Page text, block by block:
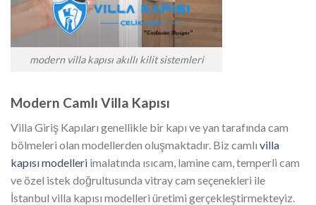
modern villa kapısı akıllı kilit sistemleri
Modern Camlı Villa Kapısı
Villa Giriş Kapıları genellikle bir kapı ve yan tarafında cam
bölmeleri olan modellerden oluşmaktadır. Biz camlı villa
kapısı modelleri imalatında ısıcam, lamine cam, temperli cam
ve özel istek doğrultusunda vitray cam seçenekleri ile
İstanbul villa kapısı modelleri üretimi gerçekleştirmekteyiz.